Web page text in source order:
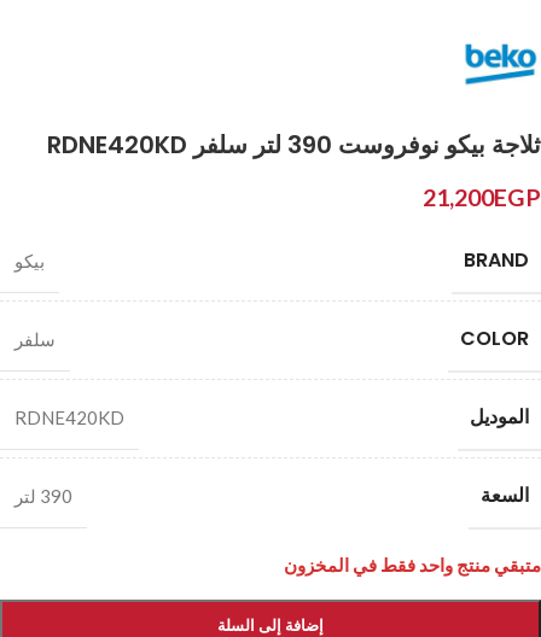
ثلاجة بيكو نوفروست 390 لتر سلفر RDNE420KD
21,200EGP
BRAND بيكو
COLOR سلفر
الموديل RDNE420KD
السعة 390 لتر
متبقي منتج واحد فقط في المخزون
إضافة إلى السلة